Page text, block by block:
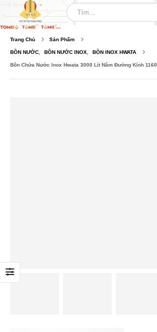
Trang Chủ Sản Phẩm
BỒN NƯỚC BỒN NƯỚC INOX BỒN INOX HWATA
Bồn Chứa Nước Inox Hwata 3000 Lít Nằm Đường Kính 1160